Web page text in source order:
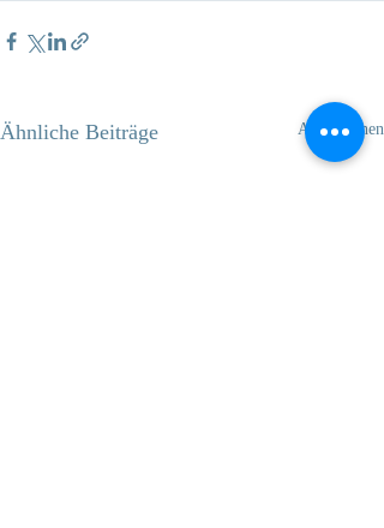
Ähnliche Beiträge Alle ansehen